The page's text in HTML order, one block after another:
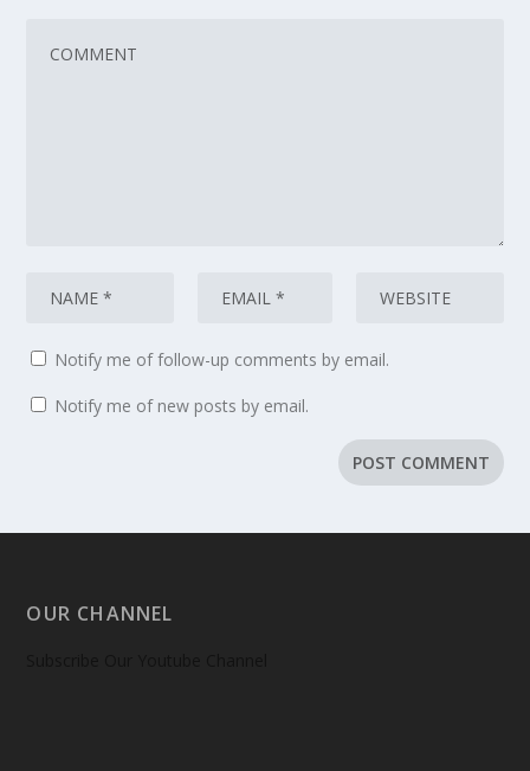
Notify me of follow-up comments by email.
Notify me of new posts by email.
OUR CHANNEL